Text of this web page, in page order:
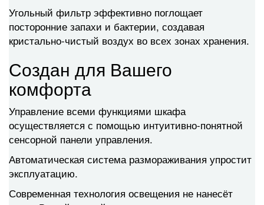
Угольный фильтр эффективно поглощает
посторонние запахи и бактерии, создавая
кристально-чистый воздух во всех зонах хранения.
Создан для Вашего
комфорта
Управление всеми функциями шкафа
осуществляется с помощью интуитивно-понятной
сенсорной панели управления.
Автоматическая система размораживания упростит
эксплуатацию.
Современная технология освещения не нанесёт